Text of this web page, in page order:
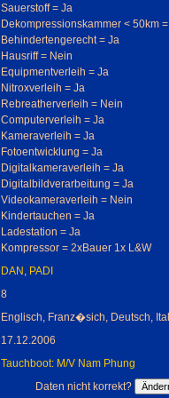
Sauerstoff = Ja
Dekompressionskammer < 50km
Behindertengerecht = Ja
Hausriff = Nein
Equipmentverleih = Ja
Nitroxverleih = Ja
Rebreatherverleih = Nein
Computerverleih = Ja
Kameraverleih = Ja
Fotoentwicklung = Ja
Digitalkameraverleih = Ja
Digitalbildverarbeitung = Ja
Videokameraverleih = Nein
Kindertauchen = Ja
Ladestation = Ja
Kompressor = 2xBauer 1x L&W
DAN , PADI
8
Englisch, Franz�sich, Deutsch,
17.12.2006
Tauchboot: M/V Nam Phung
Daten nicht korrekt?